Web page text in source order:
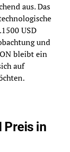
aus. Das
USD
und
bleibt ein
auf
Preis in